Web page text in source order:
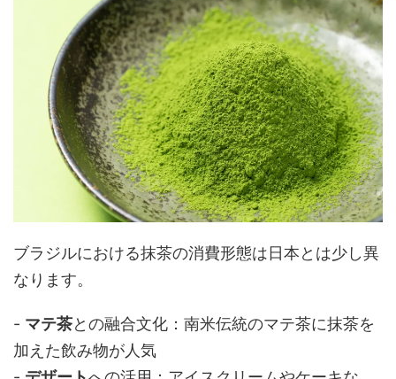
ブラジルにおける抹茶の消費形態は日本とは少し異
なります。
- マテ茶との融合文化：南米伝統のマテ茶に抹茶を
加えた飲み物が人気